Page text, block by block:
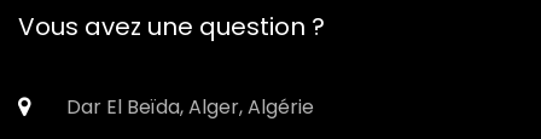
Vous avez une question ?
Dar El Beïda, Alger, Algérie